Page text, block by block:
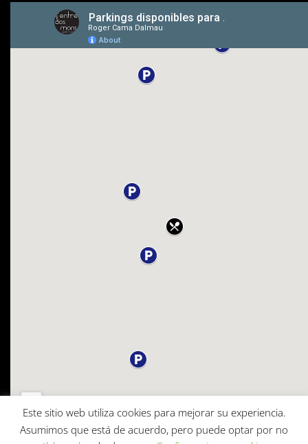
Este sitio web utiliza cookies para mejorar su experiencia.
Asumimos que está de acuerdo, pero puede optar por no